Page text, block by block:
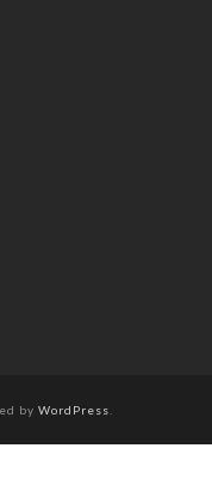
by WordPress